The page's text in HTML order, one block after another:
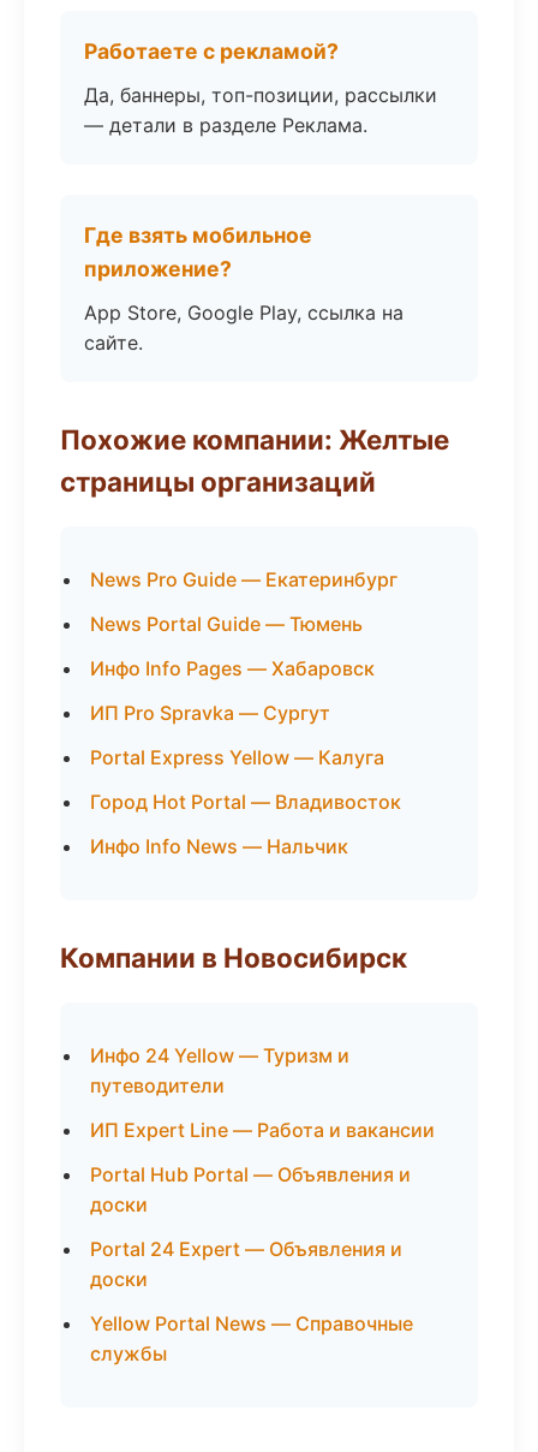
Работаете с рекламой?
Да, баннеры, топ-позиции, рассылки
— детали в разделе Реклама.
Где взять мобильное
приложение?
App Store, Google Play, ссылка на
сайте.
Похожие компании: Желтые
страницы организаций
News Pro Guide — Екатеринбург
News Portal Guide — Тюмень
Инфо Info Pages — Хабаровск
ИП Pro Spravka — Сургут
Portal Express Yellow — Калуга
Город Hot Portal — Владивосток
Инфо Info News — Нальчик
Компании в Новосибирск
Инфо 24 Yellow — Туризм и
путеводители
ИП Expert Line — Работа и вакансии
Portal Hub Portal — Объявления и
доски
Portal 24 Expert — Объявления и
доски
Yellow Portal News — Справочные
службы